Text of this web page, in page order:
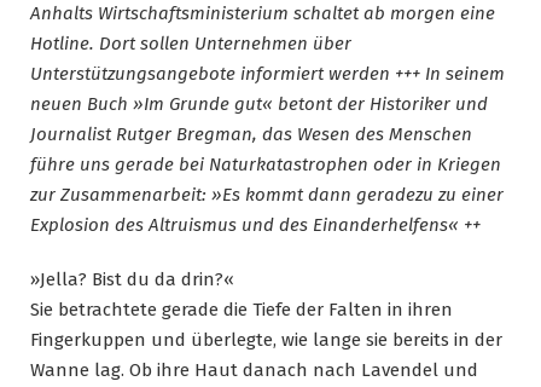
Anhalts Wirtschaftsministerium schaltet ab morgen eine
Hotline. Dort sollen Unternehmen über
Unterstützungsangebote informiert werden +++ In seinem
neuen Buch »Im Grunde gut« betont der Historiker und
Journalist Rutger Bregman, das Wesen des Menschen
führe uns gerade bei Naturkatastrophen oder in Kriegen
zur Zusammenarbeit: »Es kommt dann geradezu zu einer
Explosion des Altruismus und des Einanderhelfens« ++
»Jella? Bist du da drin?«
Sie betrachtete gerade die Tiefe der Falten in ihren
Fingerkuppen und überlegte, wie lange sie bereits in der
Wanne lag. Ob ihre Haut danach nach Lavendel und